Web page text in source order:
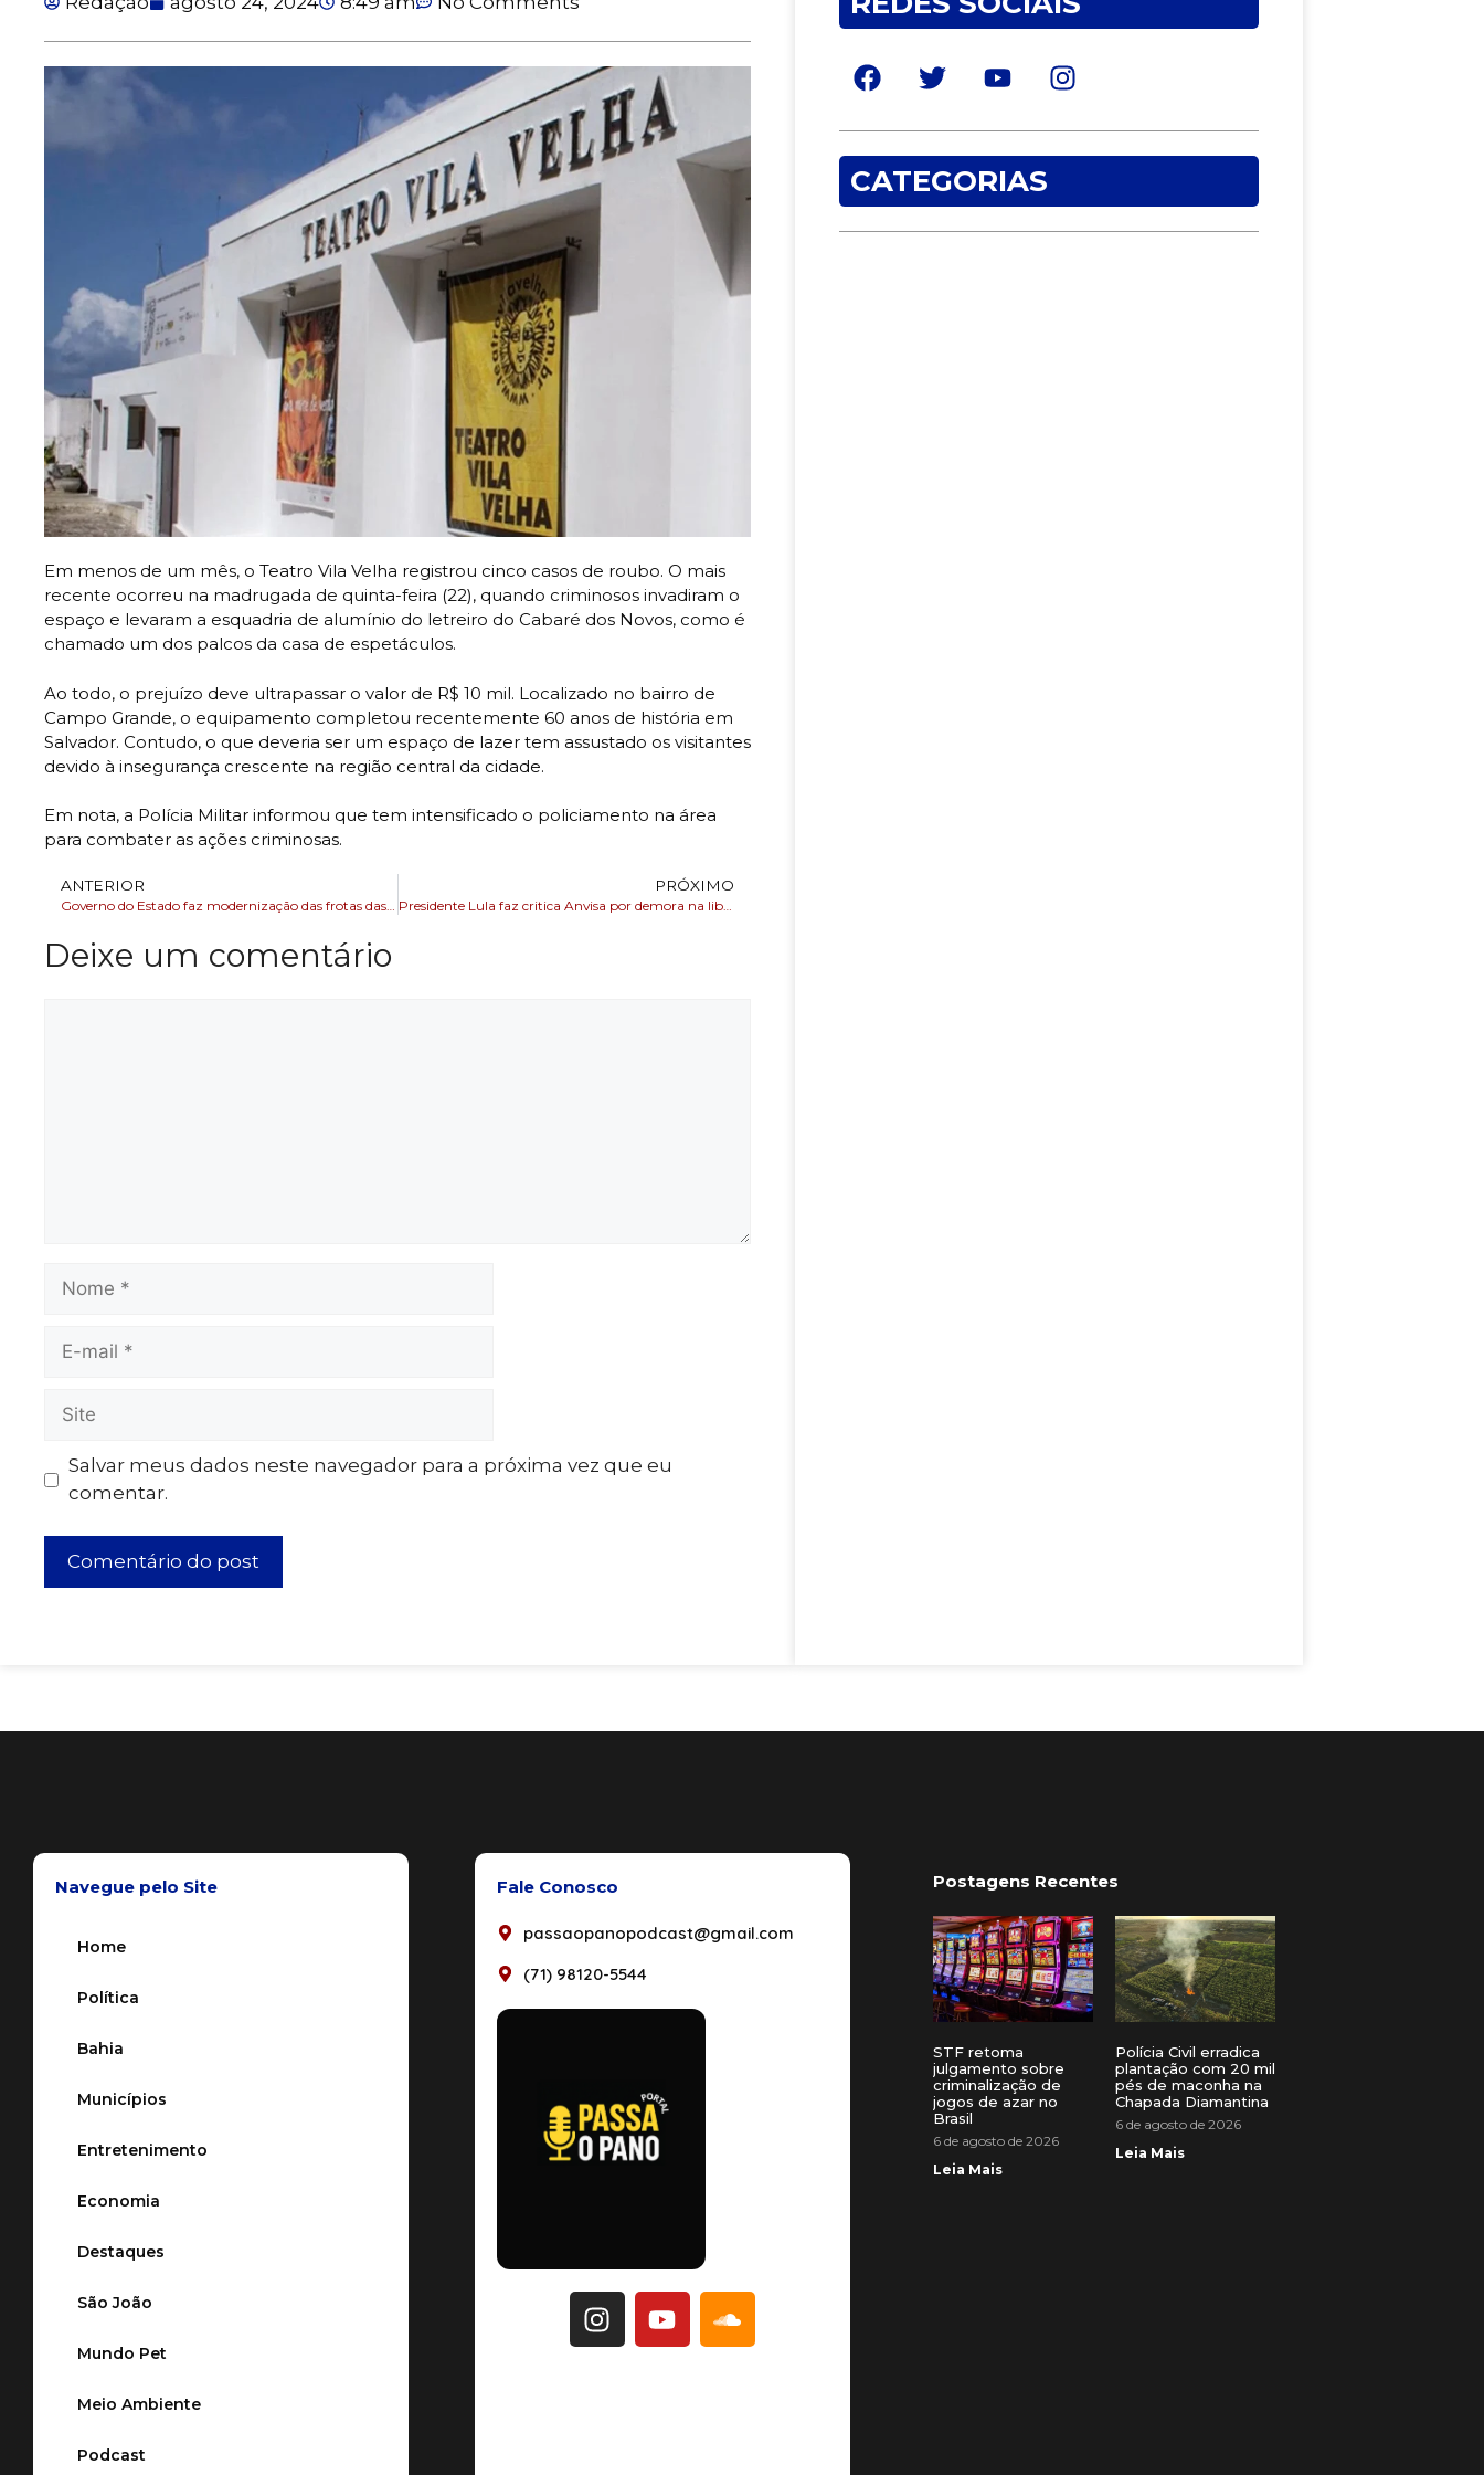
Em menos de um mês, o Teatro Vila Velha registrou cinco casos de roubo. O mais
recente ocorreu na madrugada de quinta-feira (22), quando criminosos invadiram o
espaço e levaram a esquadria de alumínio do letreiro do Cabaré dos Novos, como é
chamado um dos palcos da casa de espetáculos.
Ao todo, o prejuízo deve ultrapassar o valor de R$ 10 mil. Localizado no bairro de
Campo Grande, o equipamento completou recentemente 60 anos de história em
Salvador. Contudo, o que deveria ser um espaço de lazer tem assustado os visitantes
devido à insegurança crescente na região central da cidade.
Em nota, a Polícia Militar informou que tem intensificado o policiamento na área
para combater as ações criminosas.
ANTERIOR
Governo do Estado faz modernização das frotas das unidades prisionais da Bahia
PRÓXIMO
Presidente Lula faz critica Anvisa por demora na liberação de medicamentos
Deixe um comentário
Salvar meus dados neste navegador para a próxima vez que eu
comentar.
CATEGORIAS
Navegue pelo Site
Home
Política
Bahia
Municípios
Entretenimento
Economia
Destaques
São João
Mundo Pet
Meio Ambiente
Podcast
Fale Conosco
passaopanopodcast@gmail.com
(71) 98120-5544
Postagens Recentes
STF retoma
julgamento sobre
criminalização de
jogos de azar no
Brasil
6 de agosto de 2026
Leia Mais
Polícia Civil erradica
plantação com 20 mil
pés de maconha na
Chapada Diamantina
6 de agosto de 2026
Leia Mais